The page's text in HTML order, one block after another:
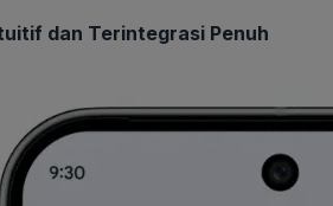
dan Terintegrasi Penuh